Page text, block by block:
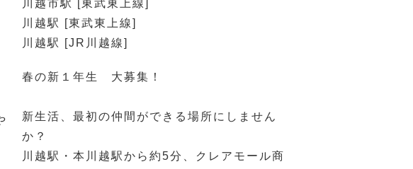
川越市駅 [東武東上線]
川越駅 [東武東上線]
川越駅 [JR川越線]
春の新１年生 大募集！
新生活、最初の仲間ができる場所にしません
か？
川越駅・本川越駅から約5分、クレアモール商